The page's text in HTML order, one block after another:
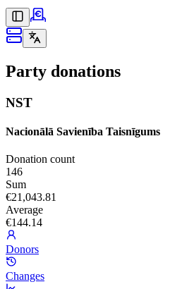
Party donations
NST
Nacionālā Savienība Taisnīgums
Donation count
146
Sum
€21,043.81
Average
€144.14
Donors
Changes